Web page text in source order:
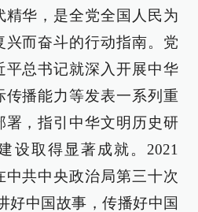
华，是全党全国人民为
兴而奋斗的行动指南。党
平总书记就深入开展中华
播能力等发表一系列重
署，指引中华文明历史研
设取得显著成就。2021
共中央政治局第三十次
好中国故事，传播好中国